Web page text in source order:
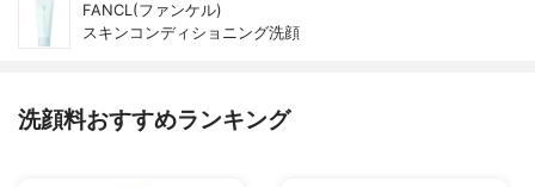
FANCL(ファンケル)
スキンコンディショニング洗顔
洗顔料おすすめランキング